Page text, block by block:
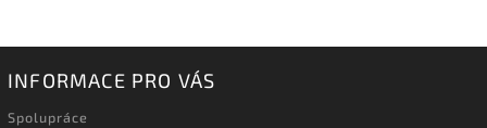
INFORMACE PRO VÁS
Spolupráce